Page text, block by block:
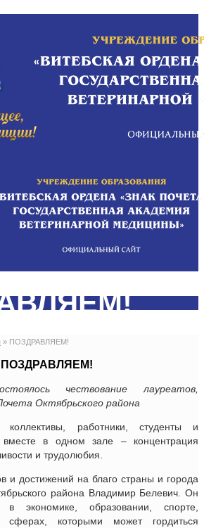
» ПОЗДРАВЛЯЕМ!
ПОЗДРАВЛЯЕМ!
чествование лауреатов,
Октябрьского района
коллективы, работники, студенты и
вместе в одном зале – концентрация
и трудолюбия.
и достижений на благо страны и города
района Владимир Белевич. Он
в экономике, образовании, спорте,
которыми может гордиться